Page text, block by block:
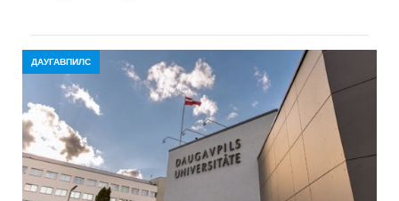
ДАУГАВПИЛС